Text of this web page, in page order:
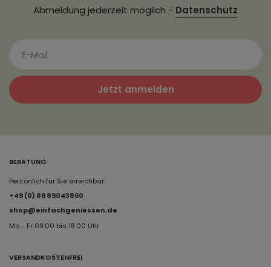
Abmeldung jederzeit möglich - Datenschutz
Jetzt anmelden
BERATUNG
Persönlich für Sie erreichbar:
+49 (0) 89 89043860
shop@einfachgeniessen.de
Mo - Fr 09:00 bis 18:00 Uhr
VERSANDKOSTENFREI